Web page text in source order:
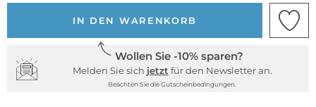
IN DEN WARENKORB
Wollen Sie -10% sparen?
Melden Sie sich jetzt für den Newsletter an.
Beachten Sie die Gutscheinbedingungen.